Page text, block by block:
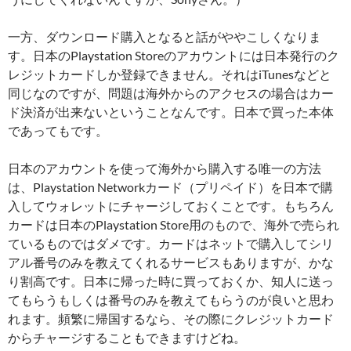
一方、ダウンロード購入となると話がややこしくなりま
す。日本のPlaystation Storeのアカウントには日本発行のク
レジットカードしか登録できません。それはiTunesなどと
同じなのですが、問題は海外からのアクセスの場合はカー
ド決済が出来ないということなんです。日本で買った本体
であってもです。
日本のアカウントを使って海外から購入する唯一の方法
は、Playstation Networkカード（プリペイド）を日本で購
入してウォレットにチャージしておくことです。もちろん
カードは日本のPlaystation Store用のもので、海外で売られ
ているものではダメです。カードはネットで購入してシリ
アル番号のみを教えてくれるサービスもありますが、かな
り割高です。日本に帰った時に買っておくか、知人に送っ
てもらうもしくは番号のみを教えてもらうのが良いと思わ
れます。頻繁に帰国するなら、その際にクレジットカード
からチャージすることもできますけどね。